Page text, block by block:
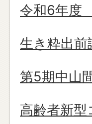
令和6年度
生き粋出前
第5期中山
高齢者新